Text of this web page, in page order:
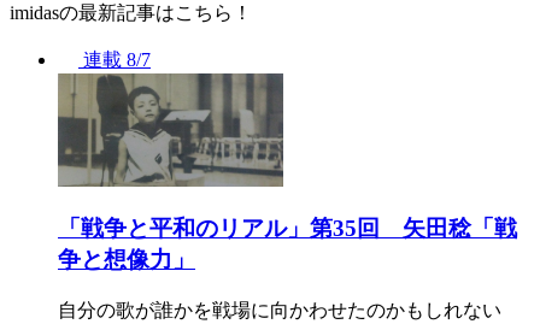
imidasの最新記事はこちら！
連載 8/7
「戦争と平和のリアル」第35回 矢田稔「戦
争と想像力」
自分の歌が誰かを戦場に向かわせたのかもしれない